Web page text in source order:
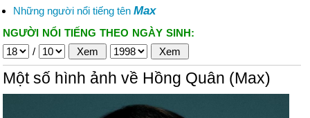
Những người nổi tiếng tên Max
NGƯỜI NỔI TIẾNG THEO NGÀY SINH:
/
Một số hình ảnh về Hồng Quân (Max)